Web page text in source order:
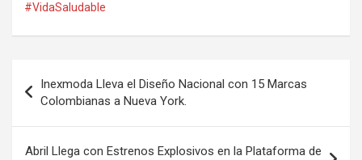
#VidaSaludable
de
entradas
Inexmoda Lleva el Diseño Nacional con 15 Marcas
Colombianas a Nueva York.
Abril Llega con Estrenos Explosivos en la Plataforma de